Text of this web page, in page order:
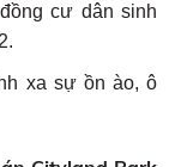
cư dân sinh
xa sự ồn ào, ô